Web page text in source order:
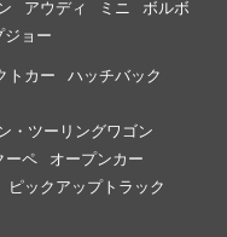
アウディ ミニ
ボルボ
ジョー
トカー
ハッチバック
・ツーリングワゴン
ーペ
オープンカー
ピックアップトラック